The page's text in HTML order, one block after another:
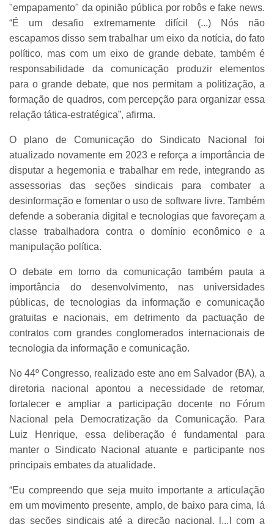
"empapamento" da opinião pública por robôs e fake news.
“É um desafio extremamente difícil (...) Nós não
escapamos disso sem trabalhar um eixo da notícia, do fato
político, mas com um eixo de grande debate, também é
responsabilidade da comunicação produzir elementos
para o grande debate, que nos permitam a politização, a
formação de quadros, com percepção para organizar essa
relação tática-estratégica”, afirma.
O plano de Comunicação do Sindicato Nacional foi
atualizado novamente em 2023 e reforça a importância de
disputar a hegemonia e trabalhar em rede, integrando as
assessorias das seções sindicais para combater a
desinformação e fomentar o uso de software livre. Também
defende a soberania digital e tecnologias que favoreçam a
classe trabalhadora contra o domínio econômico e a
manipulação política.
O debate em torno da comunicação também pauta a
importância do desenvolvimento, nas universidades
públicas, de tecnologias da informação e comunicação
gratuitas e nacionais, em detrimento da pactuação de
contratos com grandes conglomerados internacionais de
tecnologia da informação e comunicação.
No 44º Congresso, realizado este ano em Salvador (BA), a
diretoria nacional apontou a necessidade de retomar,
fortalecer e ampliar a participação docente no Fórum
Nacional pela Democratização da Comunicação. Para
Luiz Henrique, essa deliberação é fundamental para
manter o Sindicato Nacional atuante e participante nos
principais embates da atualidade.
“Eu compreendo que seja muito importante a articulação
em um movimento presente, amplo, de baixo para cima, lá
das seções sindicais até a direção nacional, [...] com a